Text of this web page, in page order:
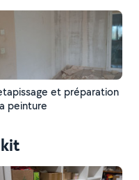
et préparation
peinture